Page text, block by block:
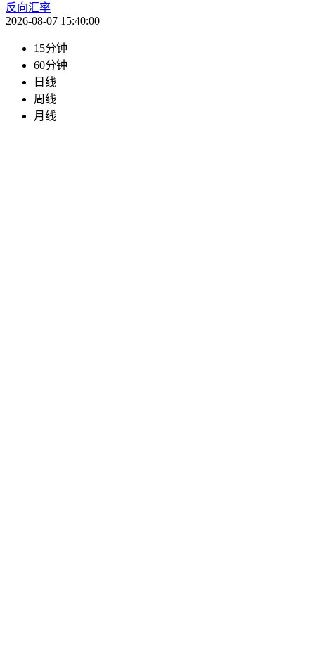
反向汇率
2026-08-07 15:40:00
15分钟
60分钟
日线
周线
月线